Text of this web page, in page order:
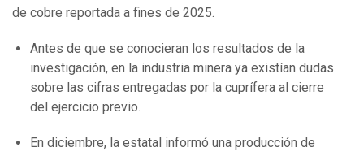
de cobre reportada a fines de 2025.
Antes de que se conocieran los resultados de la
investigación, en la industria minera ya existían dudas
sobre las cifras entregadas por la cuprífera al cierre
del ejercicio previo.
En diciembre, la estatal informó una producción de